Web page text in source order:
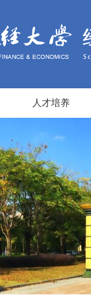
人才培养